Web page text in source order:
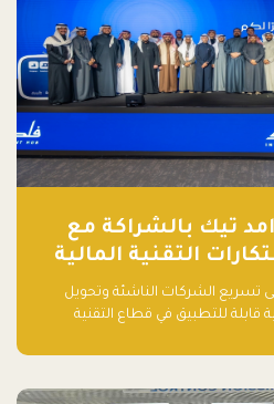
تيك بالشراكة مع
التقنية المالية
تسريع الشركات الناشئة وتحويل
قابلة للتطبيق في قطاع التقنية